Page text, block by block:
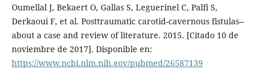
Oumellal J, Bekaert O, Gallas S, Leguerinel C, Palfi S,
Derkaoui F, et al. Posttraumatic carotid-cavernous fistulas--
about a case and review of literature. 2015. [Citado 10 de
noviembre de 2017]. Disponible en:
https://www.ncbi.nlm.nih.gov/pubmed/26587139